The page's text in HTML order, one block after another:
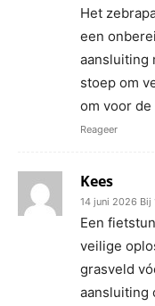
Het
een
aansluiting
stoep om
om voor de
Reageer
Kees
14 juni 2026 Bij
Een
veilige
grasveld
aansluiting